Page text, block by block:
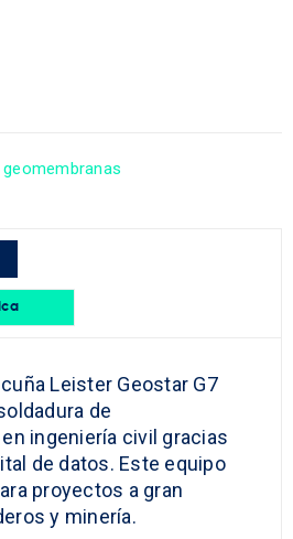
Leister Geostar G7
de
ingeniería civil gracias
de datos. Este equipo
proyectos a gran
y minería.